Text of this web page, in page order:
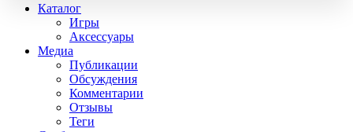
Каталог
Игры
Аксессуары
Медиа
Публикации
Обсуждения
Комментарии
Отзывы
Теги